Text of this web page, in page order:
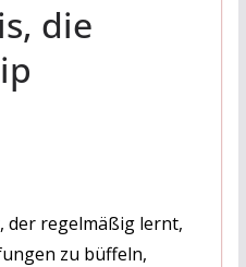
die
der regelmäßig lernt,
zu büffeln,